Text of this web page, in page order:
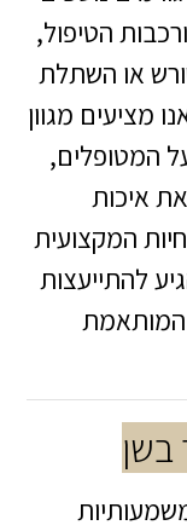
הטיפול,
או השתלת
מציעים מגוון
המטופלים,
איכות
המקצועית
להתייעצות
המותאמת